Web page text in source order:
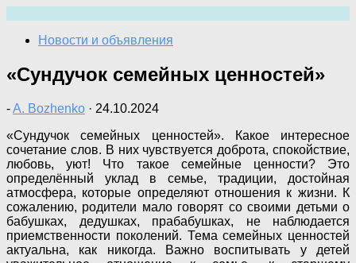
содержимому
Новости и объявления
«Сундучок семейных ценностей»
-A. Bozhenko · 24.10.2024
«Сундучок семейных ценностей». Какое интересное
сочетание слов. В них чувствуется доброта, спокойствие,
любовь, уют! Что такое семейные ценности? Это
определённый уклад в семье, традиции, достойная
атмосфера, которые определяют отношения к жизни. К
сожалению, родители мало говорят со своими детьми о
бабушках, дедушках, прабабушках, не наблюдается
приемственности поколений. Тема семейных ценностей
актуальна, как никогда. Важно воспитывать у детей